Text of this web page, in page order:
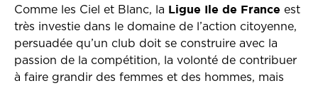
Comme les Ciel et Blanc, la Ligue Ile de France est
très investie dans le domaine de l’action citoyenne,
persuadée qu’un club doit se construire avec la
passion de la compétition, la volonté de contribuer
à faire grandir des femmes et des hommes, mais